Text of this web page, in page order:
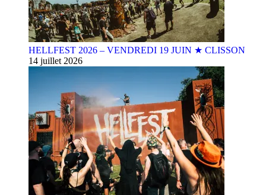
HELLFEST 2026 – VENDREDI 19 JUIN ★ CLISSON
14 juillet 2026